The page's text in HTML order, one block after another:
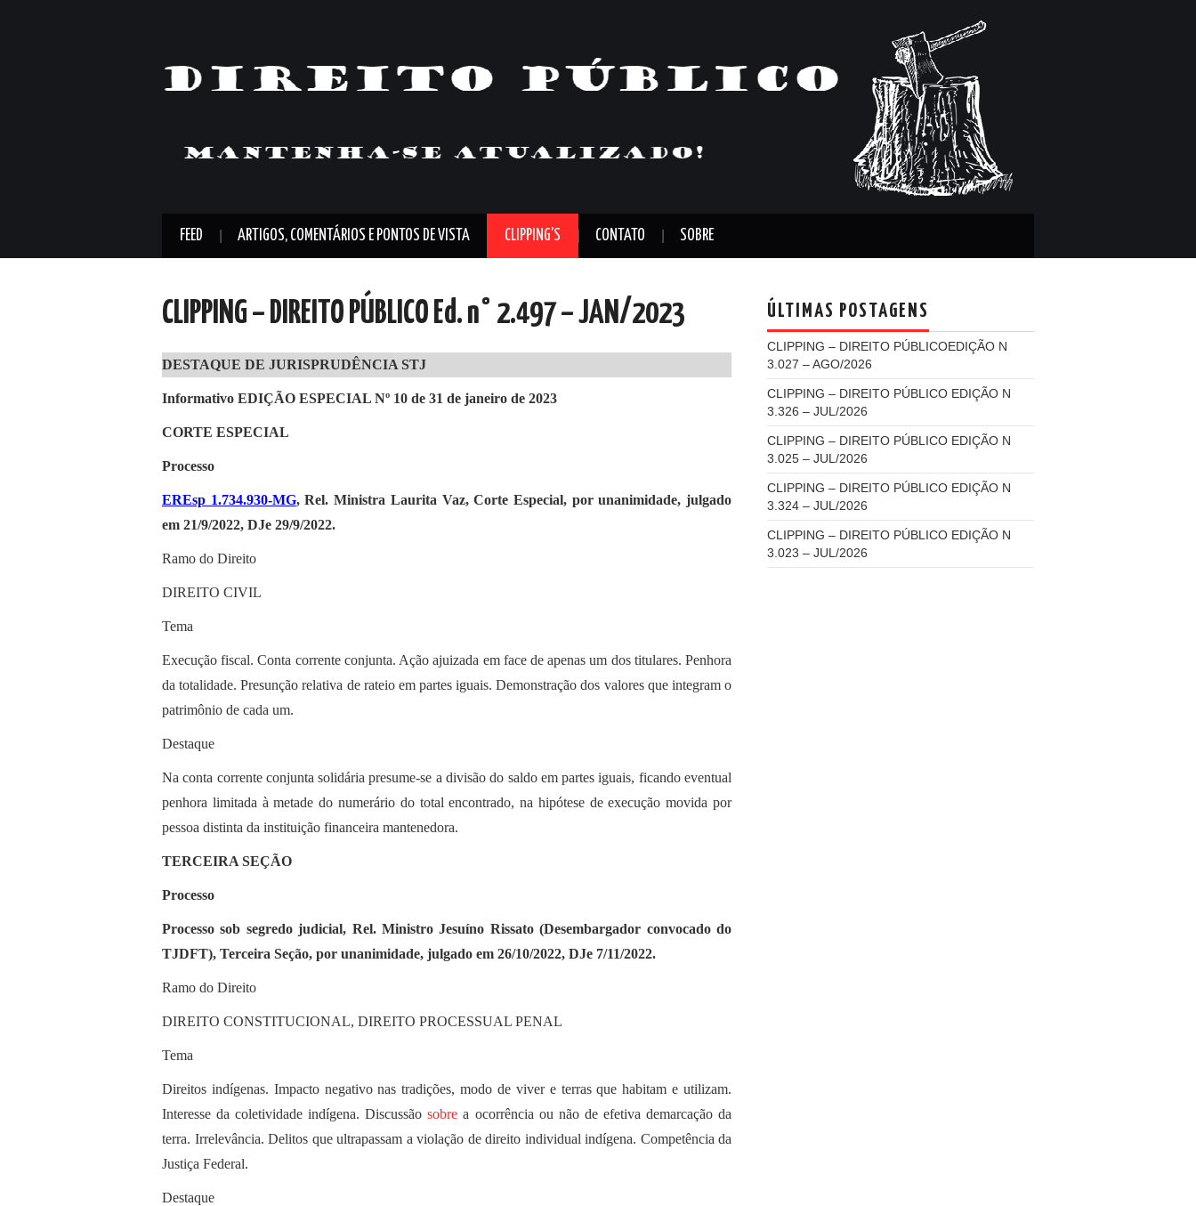
FEED ARTIGOS, COMENTÁRIOS E PONTOS DE VISTA CLIPPING’S CONTATO SOBRE
CLIPPING – DIREITO PÚBLICO Ed. n° 2.497 – JAN/2023
DESTAQUE DE JURISPRUDÊNCIA STJ
Informativo EDIÇÃO ESPECIAL Nº 10 de 31 de janeiro de 2023
CORTE ESPECIAL
Processo
EREsp 1.734.930-MG, Rel. Ministra Laurita Vaz, Corte Especial, por unanimidade, julgado
em 21/9/2022, DJe 29/9/2022.
Ramo do Direito
DIREITO CIVIL
Tema
Execução fiscal. Conta corrente conjunta. Ação ajuizada em face de apenas um dos titulares. Penhora
da totalidade. Presunção relativa de rateio em partes iguais. Demonstração dos valores que integram o
patrimônio de cada um.
Destaque
Na conta corrente conjunta solidária presume-se a divisão do saldo em partes iguais, ficando eventual
penhora limitada à metade do numerário do total encontrado, na hipótese de execução movida por
pessoa distinta da instituição financeira mantenedora.
TERCEIRA SEÇÃO
Processo
Processo sob segredo judicial, Rel. Ministro Jesuíno Rissato (Desembargador convocado do
TJDFT), Terceira Seção, por unanimidade, julgado em 26/10/2022, DJe 7/11/2022.
Ramo do Direito
DIREITO CONSTITUCIONAL, DIREITO PROCESSUAL PENAL
Tema
Direitos indígenas. Impacto negativo nas tradições, modo de viver e terras que habitam e utilizam.
Interesse da coletividade indígena. Discussãosobre a ocorrência ou não de efetiva demarcação da
terra. Irrelevância. Delitos que ultrapassam a violação de direito individual indígena. Competência da
Justiça Federal.
Destaque
ÚLTIMAS POSTAGENS
CLIPPING – DIREITO PÚBLICOEDIÇÃO N
3.027 – AGO/2026
CLIPPING – DIREITO PÚBLICO EDIÇÃO N
3.326 – JUL/2026
CLIPPING – DIREITO PÚBLICO EDIÇÃO N
3.025 – JUL/2026
CLIPPING – DIREITO PÚBLICO EDIÇÃO N
3.324 – JUL/2026
CLIPPING – DIREITO PÚBLICO EDIÇÃO N
3.023 – JUL/2026